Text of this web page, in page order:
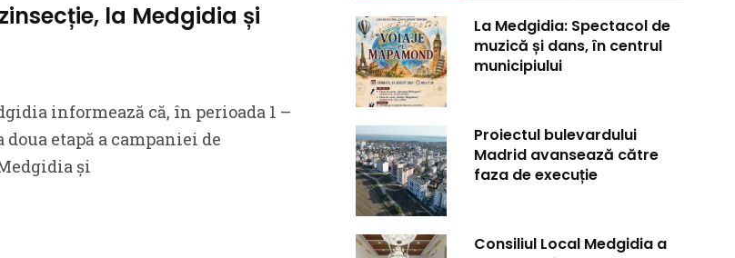
la Medgidia și
informează că, în perioada 1 –
doua etapă a campaniei de
și
La Medgidia: Spectacol de
muzică și dans, în centrul
municipiului
Proiectul bulevardului
Madrid avansează către
faza de execuție
Consiliul Local Medgidia a